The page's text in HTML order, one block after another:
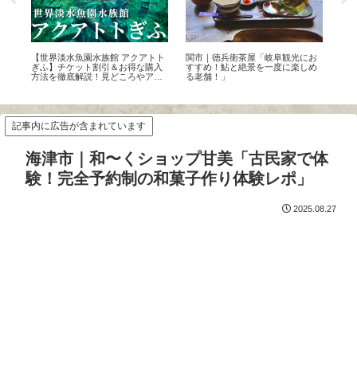
【世界淡水魚園水族館 アクアトト
ぎふ】チケット割引＆お得な購入
方法を徹底解説！見どころやアク
関市｜徳兵衛茶屋「岐阜観光にお
すすめ！鮎と絶景を一度に楽しめ
る老舗！」
記事内に広告が含まれています
海津市｜和〜くショップ甘美「古民家で体
験！完全予約制の和菓子作り体験レポ」
2025.08.27